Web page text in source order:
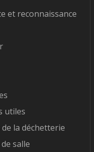
et reconnaissance
utiles
la déchetterie
salle